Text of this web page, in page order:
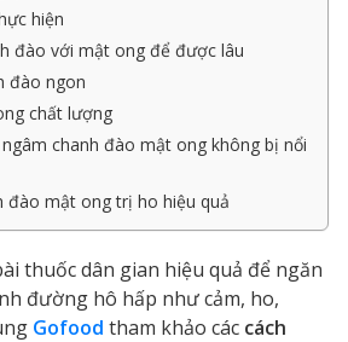
hiện
đào với mật ong để được lâu
đào ngon
chất lượng
ngâm chanh đào mật ong không bị nổi
đào mật ong trị ho hiệu quả
thuốc dân gian hiệu quả để ngăn
đường hô hấp như cảm, ho,
Gofood tham khảo các cách